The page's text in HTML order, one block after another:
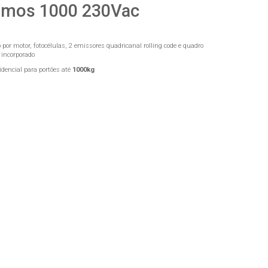
1000 230Vac
por motor, fotocélulas, 2 emissores quadricanal rolling code e quadro
para portões até 1000kg